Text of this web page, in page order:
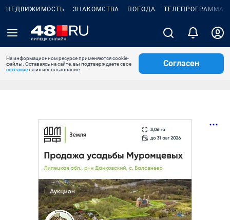
НЕДВИЖИМОСТЬ ЗНАКОМСТВА ПОГОДА ТЕЛЕПРОГРАММА
На информационном ресурсе применяются cookie-
файлы. Оставаясь на сайте, вы подтверждаете свое
согласиена их использование.
Согласен